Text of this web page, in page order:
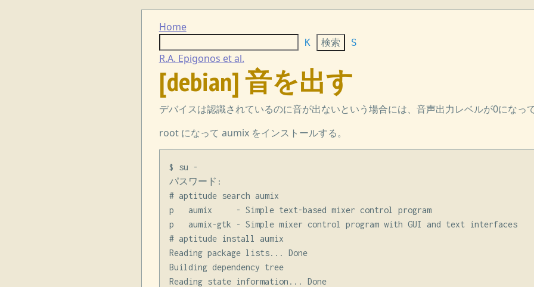
Home
K S
R.A. Epigonos et al.
[debian] 音を出す
デバイスは認識されているのに音が出ないという場合には、音声出力レベルが0になっ
root になって aumix をインストールする。
$ su -
パスワード:
# aptitude search aumix
p   aumix     - Simple text-based mixer control program
p   aumix-gtk - Simple mixer control program with GUI and text interfaces
# aptitude install aumix
Reading package lists... Done
Building dependency tree
Reading state information... Done